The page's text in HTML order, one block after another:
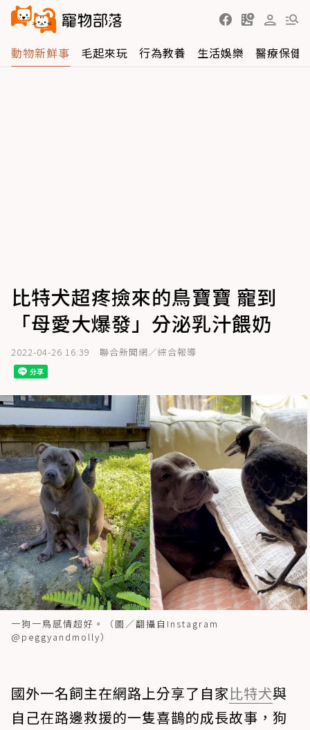
動物新鮮事 毛起來玩 行為教養 生活娛樂 醫療保健
比特犬超疼撿來的鳥寶寶 寵到
「母愛大爆發」分泌乳汁餵奶
2022-04-26 16:39 聯合新聞網／綜合報導
一狗一鳥感情超好。（圖／翻攝自Instagram
@peggyandmolly）
國外一名飼主在網路上分享了自家比特犬與
自己在路邊救援的一隻喜鵲的成長故事，狗